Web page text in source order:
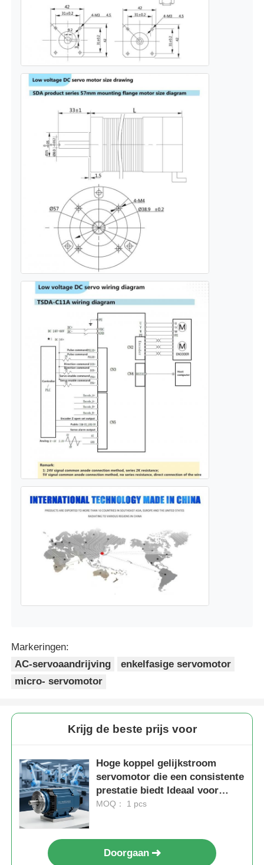
Markeringen:
AC-servoaandrijving
enkelfasige servomotor
micro- servomotor
Krijg de beste prijs voor
Hoge koppel gelijkstroom
servomotor die een consistente
prestatie biedt Ideaal voor
geautomatiseerde productie en
MOQ： 1 pcs
Doorgaan